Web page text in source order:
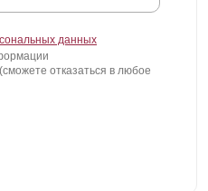
данных
отказаться в любое